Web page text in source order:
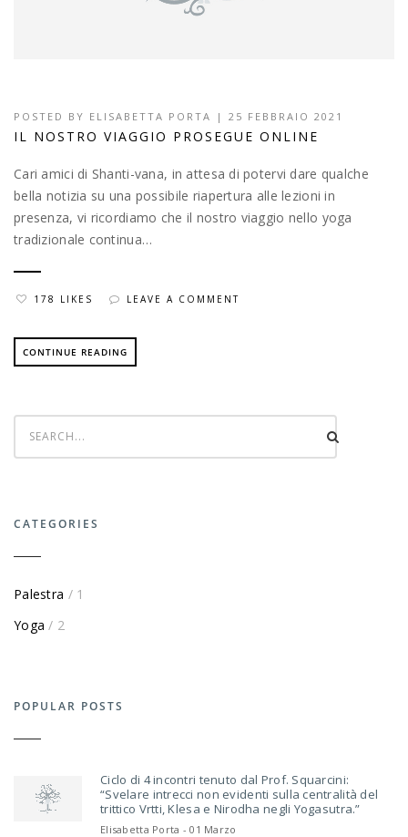
POSTED BY ELISABETTA PORTA | 25 FEBBRAIO 2021
IL NOSTRO VIAGGIO PROSEGUE ONLINE
Cari amici di Shanti-vana, in attesa di potervi dare qualche
bella notizia su una possibile riapertura alle lezioni in
presenza, vi ricordiamo che il nostro viaggio nello yoga
tradizionale continua…
178 LIKES LEAVE A COMMENT
CONTINUE READING
CATEGORIES
Palestra / 1
Yoga / 2
POPULAR POSTS
Ciclo di 4 incontri tenuto dal Prof. Squarcini:
“Svelare intrecci non evidenti sulla centralità del
trittico Vrtti, Klesa e Nirodha negli Yogasutra.”
Elisabetta Porta - 01 Marzo